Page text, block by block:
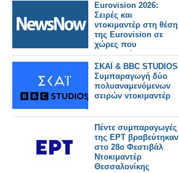
Eurovision 2026:
Σειρές και
ντοκιμαντέρ στη θέση
της Eurovision σε
χώρες που
μποϋκοτάρουν τον
διαγωνισμό
ΣΚΑΪ & BBC STUDIOS
Συμπαραγωγή δύο
πολυαναμενόμενων
σειρών ντοκιμαντέρ
Πέντε συμπαραγωγές
της ΕΡΤ βραβεύτηκαν
στο 28ο Φεστιβάλ
Ντοκιμαντέρ
Θεσσαλονίκης